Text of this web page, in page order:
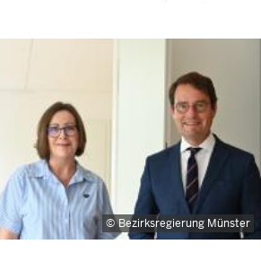
Bezirksregierung Münster